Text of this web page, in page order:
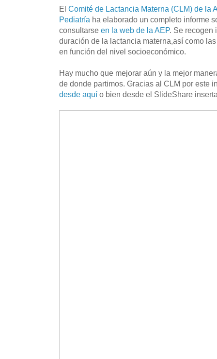
El Comité de Lactancia Materna (CLM) de la
Pediatría ha elaborado un completo informe
consultarse en la web de la AEP. Se recogen
duración de la lactancia materna,así como
en función del nivel socioeconómico.
Hay mucho que mejorar aún y la mejor
de donde partimos. Gracias al CLM por este
desde aquío bien desde el SlideShare